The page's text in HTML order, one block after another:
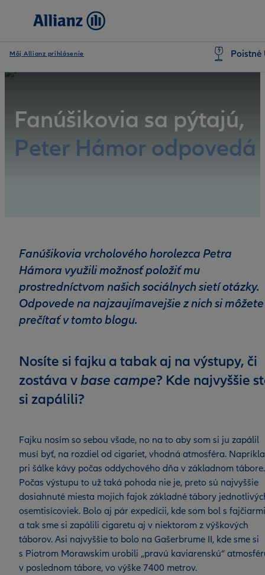
Môj Allianz prihlásenie Poistné
Fanúšikovia sa pýtajú,
Peter Hámor odpovedá
Fanúšikovia vrcholového horolezca Petra
Hámora využili možnosť položiť mu
prostredníctvom našich sociálnych sietí otázky.
Odpovede na najzaujímavejšie z nich si môžete
prečítať v tomto blogu.
Nosíte si fajku a tabak aj na výstupy, či
zostáva vbase campe? Kde najvyššie
si zapálili?
Fajku nosím so sebou všade, no na to aby som si ju zapálil
musí byť, na rozdiel od cigariet, vhodná atmosféra.
pri šálke kávy počas oddychového dňa v základnom tábore.
Počas výstupu to už taká pohoda nie je, preto sú najvyššie
dosiahnuté miesta mojich fajok základné tábory
osemtisícoviek. Bolo aj pár expedícii, kde som bol s fajčiarmi
a tak sme si zapálili cigaretu aj v niektorom z výškových
táborov. Asi najvyššie to bolo na Gašerbrume II, kde sme si
s Piotrom Morawskim urobili „pravú kaviarenskú“
v poslednom tábore, vo výške 7400 metrov.